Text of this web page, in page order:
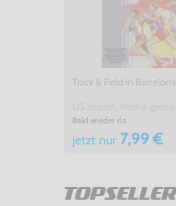
Track & Field in Barcelona
Bald wieder da
jetzt nur 7,99 €
TOPSELLER